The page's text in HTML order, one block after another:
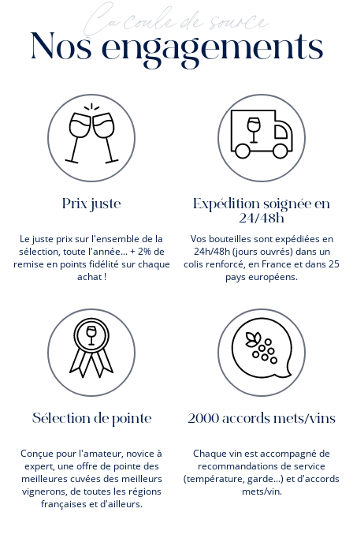
Ça coule de source
Nos engagements
Prix juste
Le juste prix sur l'ensemble de la
sélection, toute l'année... + 2% de
remise en points fidélité sur chaque
achat !
Expédition soignée en
24/48h
Vos bouteilles sont expédiées en
24h/48h (jours ouvrés) dans un
colis renforcé, en France et dans 25
pays européens.
Sélection de pointe
Conçue pour l'amateur, novice à
expert, une offre de pointe des
meilleures cuvées des meilleurs
vignerons, de toutes les régions
françaises et d'ailleurs.
2000 accords mets/vins
Chaque vin est accompagné de
recommandations de service
(température, garde...) et d'accords
mets/vin.